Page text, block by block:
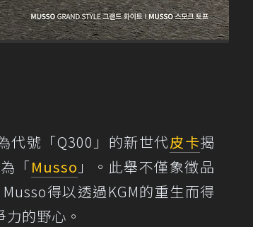
代號「Q300」的新世代皮卡揭
「Musso 」。此舉不僅象徵品
得以透過KGM的重生而得
的野心。